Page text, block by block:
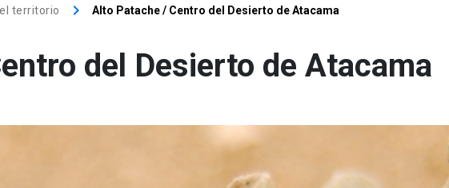
el territorio keyboard_arrow_right Alto Patache / Centro del Desierto de Atacama
del Desierto de Atacama